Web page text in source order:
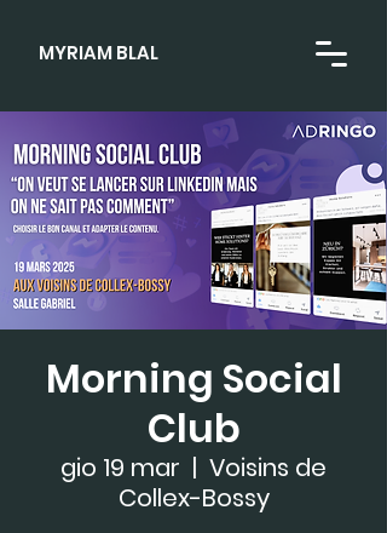
MYRIAM BLAL
Morning Social
Club
gio 19 mar
  |
Voisins de
Collex-Bossy